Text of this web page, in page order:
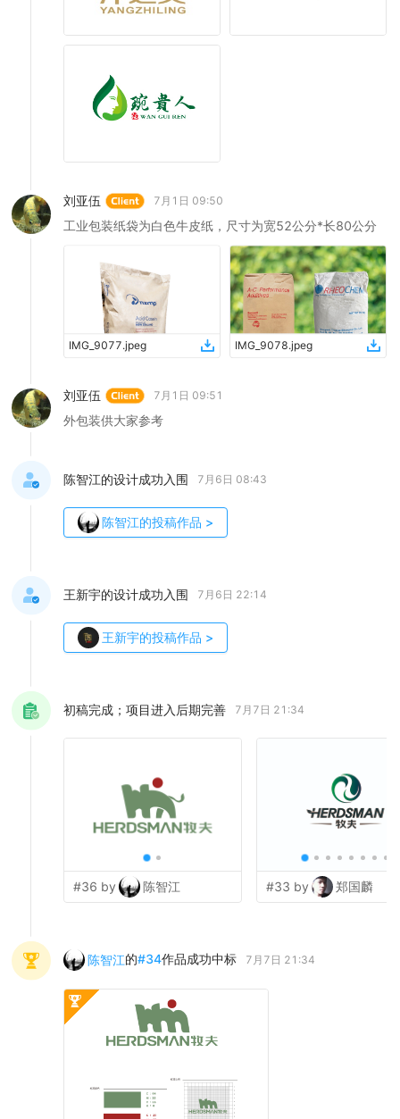
刘亚伍 7月1日 09:50
工业包装纸袋为白色牛皮纸，尺寸为宽52公分*长80公分
IMG_9077.jpeg IMG_9078.jpeg
刘亚伍 7月1日 09:51
外包装供大家参考
陈智江的设计成功入围 7月6日 08:43
陈智江的投稿作品 >
王新宇的设计成功入围 7月6日 22:14
王新宇的投稿作品 >
初稿完成；项目进入后期完善 7月7日 21:34
#36 by 陈智江 #33 by 郑国麟
陈智江的#34作品成功中标 7月7日 21:34